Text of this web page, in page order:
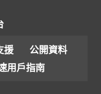
援
公開資料
用戶指南